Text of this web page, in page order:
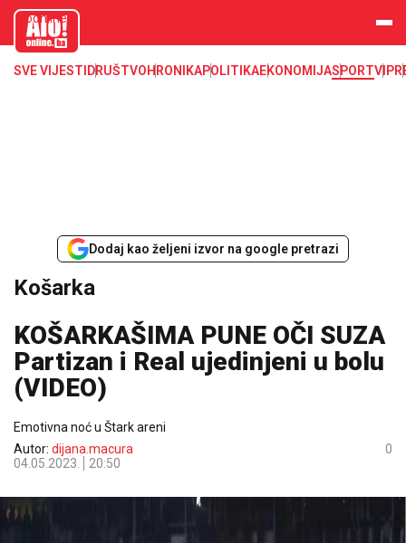
aloonline.b
SVE VIJESTI DRUŠTVOHRONIKAPOLITIKAEKONOMIJASPORTVIP
Dodaj kao željeni izvor na google pretrazi
Košarka
KOŠARKAŠIMA PUNE OČI SUZA
Partizan i Real ujedinjeni u bolu
(VIDEO)
Emotivna noć u Štark areni
Autor: dijana.macura
04.05.2023.
20:50
0